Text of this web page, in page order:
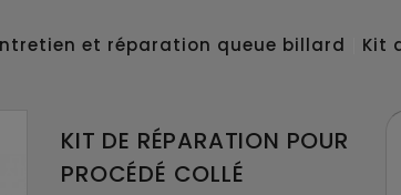
et réparation queue billard Kit
KIT DE RÉPARATION POUR
PROCÉDÉ COLLÉ